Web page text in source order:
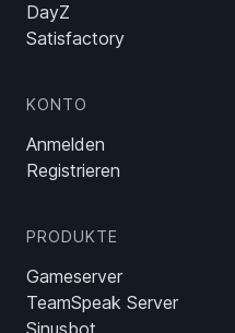
DayZ
Satisfactory
KONTO
Anmelden
Registrieren
PRODUKTE
Gameserver
TeamSpeak Server